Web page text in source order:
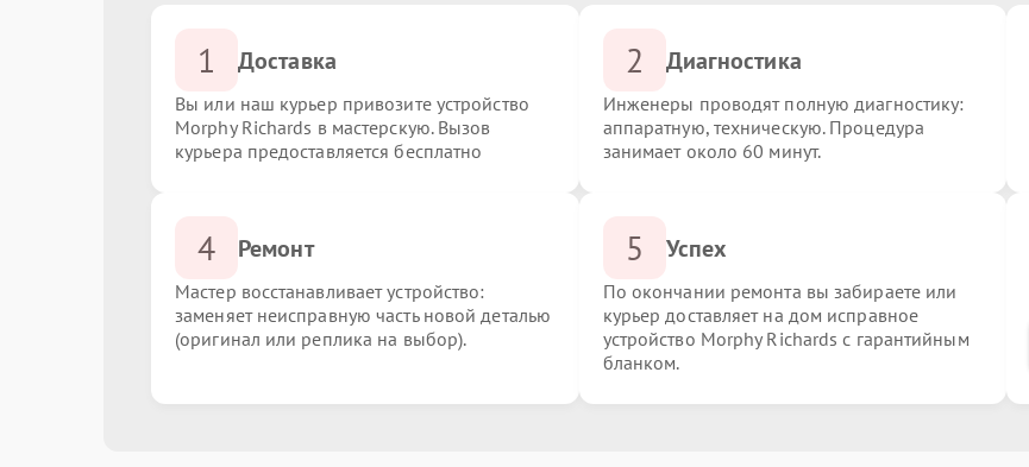
1 Доставка
Вы или наш курьер привозите устройство
Morphy Richards в мастерскую. Вызов
курьера предоставляется бесплатно
2 Диагностика
Инженеры проводят полную диагностику:
аппаратную, техническую. Процедура
занимает около 60 минут.
4 Ремонт
Мастер восстанавливает устройство:
заменяет неисправную часть новой деталью
(оригинал или реплика на выбор).
5 Успех
По окончании ремонта вы забираете или
курьер доставляет на дом исправное
устройство Morphy Richards с гарантийным
бланком.